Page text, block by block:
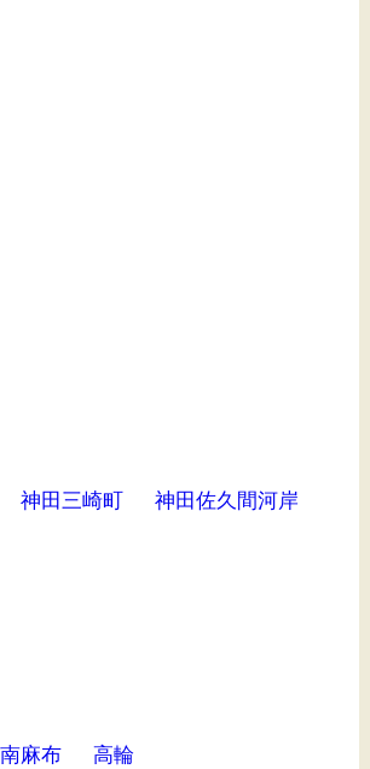
神田三崎町
神田佐久間河岸
南麻布 高輪